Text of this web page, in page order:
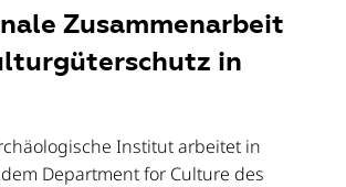
Zusammenarbeit
in
Institut arbeitet in
Department for Culture des